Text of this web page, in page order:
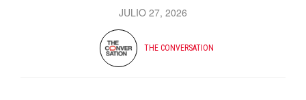
JULIO 27, 2026
THE CONVERSATION